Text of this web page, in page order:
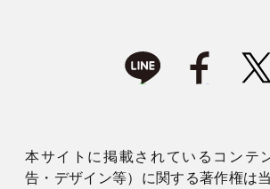
本サイトに掲載されているコンテ
告・デザイン等）に関する著作権は